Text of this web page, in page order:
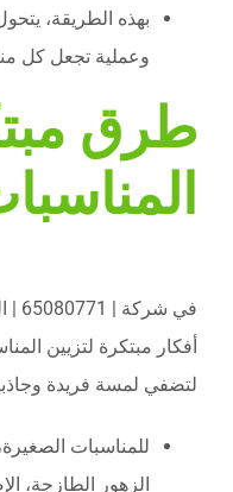
بهذه الطريقة،
وعملية تجعل كل
طرق
في
أفكار مبتكرة لتزيين
لتضفي لمسة فريدة
للمناسبات
الزهور الطازجة،